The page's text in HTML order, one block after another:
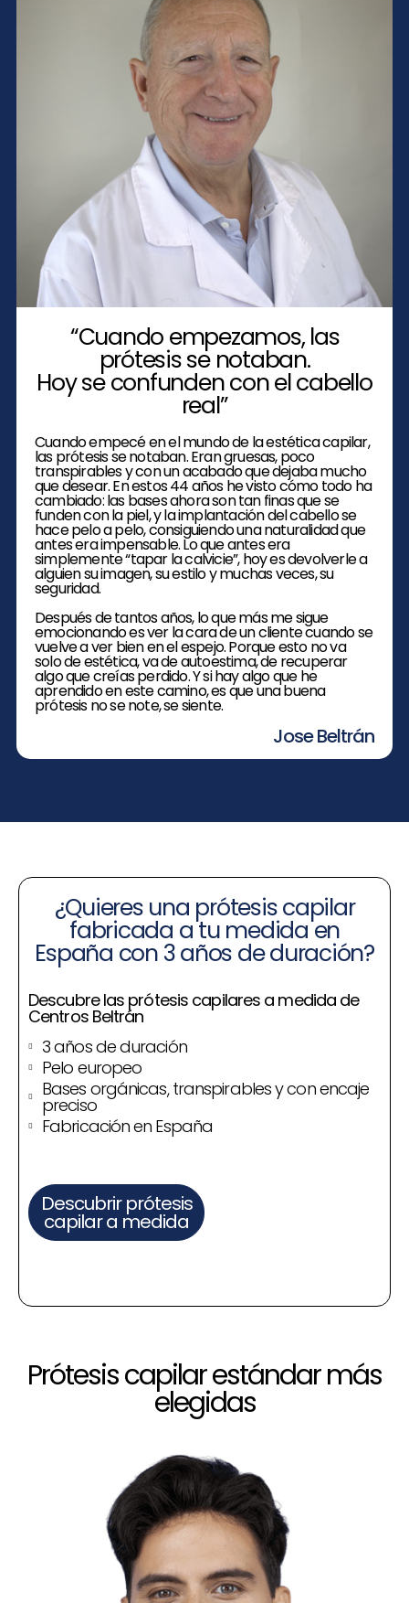
“Cuando empezamos, las
prótesis se notaban.
Hoy se confunden con el cabello
real”
Cuando empecé en el mundo de la estética capilar,
las prótesis se notaban. Eran gruesas, poco
transpirables y con un acabado que dejaba mucho
que desear. En estos 44 años he visto cómo todo ha
cambiado: las bases ahora son tan finas que se
funden con la piel, y la implantación del cabello se
hace pelo a pelo, consiguiendo una naturalidad que
antes era impensable. Lo que antes era
simplemente “tapar la calvicie”, hoy es devolverle a
alguien su imagen, su estilo y muchas veces, su
seguridad.
Después de tantos años, lo que más me sigue
emocionando es ver la cara de un cliente cuando se
vuelve a ver bien en el espejo. Porque esto no va
solo de estética, va de autoestima, de recuperar
algo que creías perdido. Y si hay algo que he
aprendido en este camino, es que una buena
prótesis no se note, se siente.
Jose Beltrán
¿Quieres una prótesis capilar
fabricada a tu medida en
España con 3 años de duración?
Descubre las prótesis capilares a medida de
Centros Beltrán
3 años de duración
Pelo europeo
Bases orgánicas, transpirables y con encaje
preciso
Fabricación en España
Descubrir prótesis
capilar a medida
Prótesis capilar estándar más
elegidas